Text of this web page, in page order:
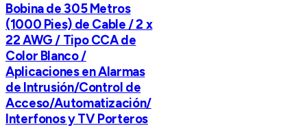
Bobina de 305 Metros
(1000 Pies) de Cable / 2 x
22 AWG / Tipo CCA de
Color Blanco /
Aplicaciones en Alarmas
de Intrusión/Control de
Acceso/Automatización/
Interfonos y TV Porteros